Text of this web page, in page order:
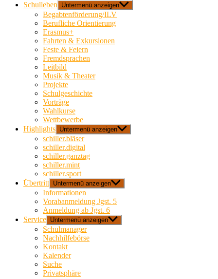
Schulleben
Untermenü anzeigen
Begabtenförderung/ILV
Berufliche Orientierung
Erasmus+
Fahrten & Exkursionen
Feste & Feiern
Fremdsprachen
Leitbild
Musik & Theater
Projekte
Schulgeschichte
Vorträge
Wahlkurse
Wettbewerbe
Highlights Untermenü anzeigen
schiller.bläser
schiller.digital
schiller.ganztag
schiller.mint
schiller.sport
Übertritt Untermenü anzeigen
Informationen
Vorabanmeldung Jgst. 5
Anmeldung ab Jgst. 6
Service Untermenü anzeigen
Schulmanager
Nachhilfebörse
Kontakt
Kalender
Suche
Privatsphäre